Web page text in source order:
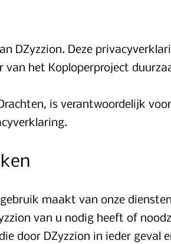
DZyzzion. Deze
het Koploperproject
is verantwoordelijk
maakt van onze
van u nodig heeft of
door DZyzzion in ieder geval